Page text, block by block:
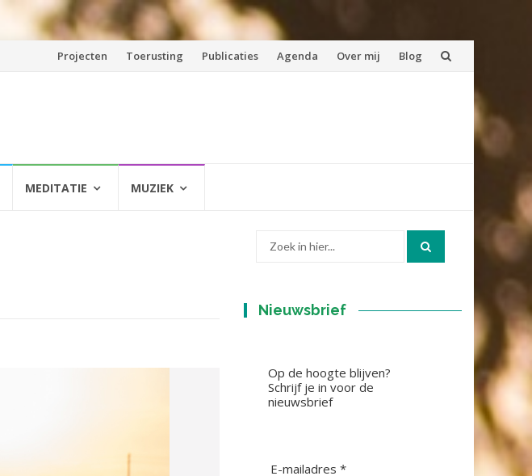
Spring
Projecten Toerusting Publicaties Agenda Over mij Blog
MEDITATIE MUZIEK
Nieuwsbrief
Op de hoogte blijven?
Schrijf je in voor de
nieuwsbrief
E-mailadres *